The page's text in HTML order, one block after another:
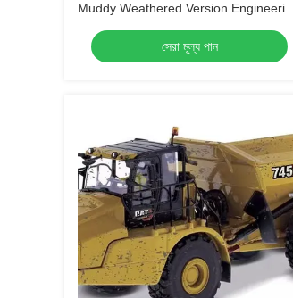
Muddy Weathered Version Engineering
Vehicle Model 85703
সেরা মূল্য পান